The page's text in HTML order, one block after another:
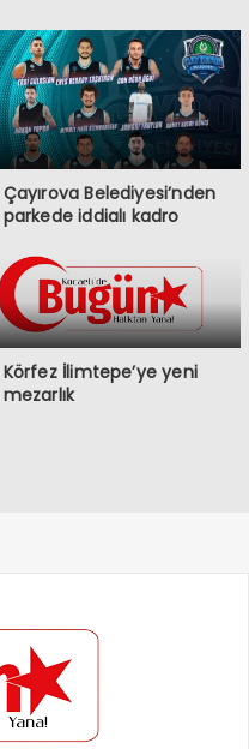
Çayırova Belediyesi’nden
parkede iddialı kadro
Körfez İlimtepe’ye yeni
mezarlık